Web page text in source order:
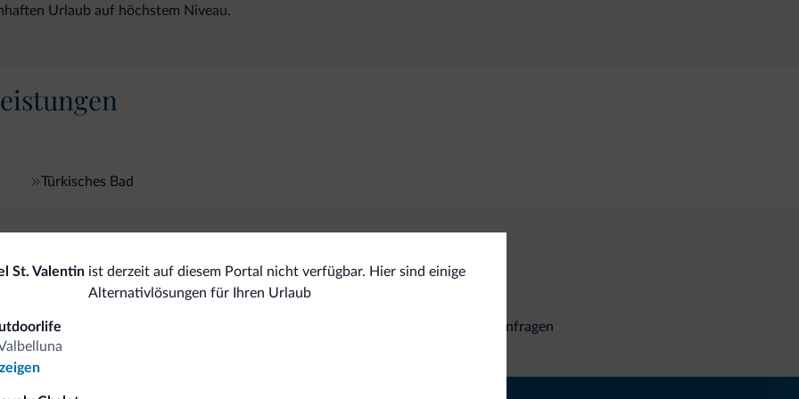
Urlaub auf höchstem Niveau.
Türkisches Bad
St. Valentinist derzeit auf diesem Portal nicht verfügbar. Hier sind einige
Alternativlösungen für Ihren Urlaub
Vorteilhafte Preise Unverbindliche Anfragen